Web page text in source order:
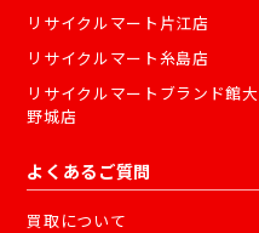
リサイクルマート片江店
リサイクルマート糸島店
リサイクルマートブランド館大
野城店
よくあるご質問
買取について